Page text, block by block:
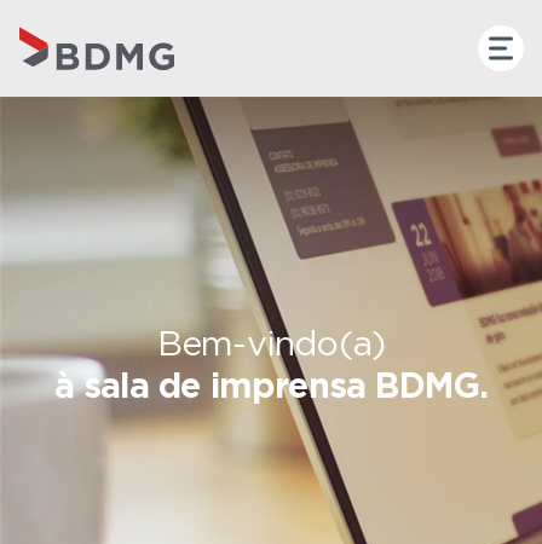
Bem-vindo(a)
à sala de imprensa BDMG.